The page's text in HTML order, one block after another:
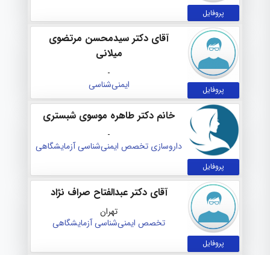
پروفایل
پروفایل
آقای دکتر سیدمحسن مرتضوی
میلانی
-
ایمنی‌شناسی
پروفایل
خانم دکتر طاهره موسوی شبستری
-
داروسازی تخصص ایمنی‌شناسی آزمایشگاهی
پروفایل
آقای دکتر عبدالفتاح صراف نژاد
تهران
تخصص ایمنی‌شناسی آزمایشگاهی